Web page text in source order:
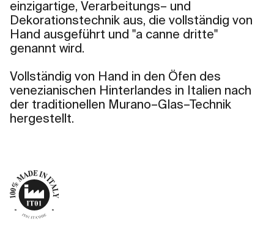
einzigartige, Verarbeitungs– und
Dekorationstechnik aus, die vollständig von
Hand ausgeführt und "a canne dritte"
genannt wird.
Vollständig von Hand in den Öfen des
venezianischen Hinterlandes in Italien nach
der traditionellen Murano–Glas–Technik
hergestellt.